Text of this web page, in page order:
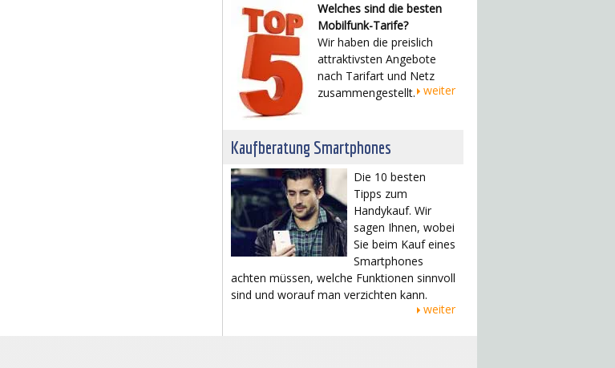
Welches sind die besten
Mobilfunk-Tarife?
Wir haben die preislich
attraktivsten Angebote
nach Tarifart und Netz
zusammengestellt. weiter
Kaufberatung Smartphones
Die 10 besten
Tipps zum
Handykauf. Wir
sagen Ihnen, wobei
Sie beim Kauf eines
Smartphones
achten müssen, welche Funktionen sinnvoll
sind und worauf man verzichten kann.
weiter